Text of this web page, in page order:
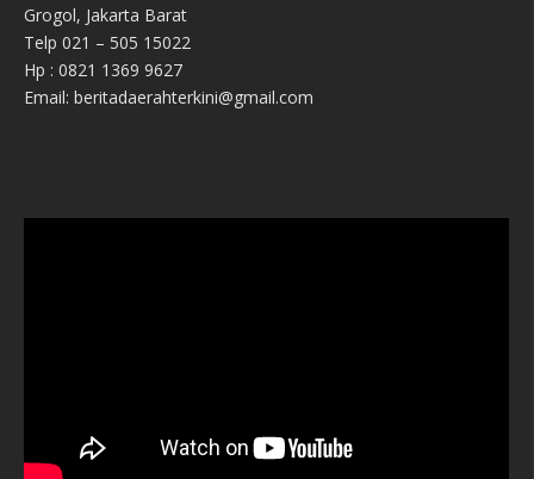
Grogol, Jakarta Barat
Telp 021 – 505 15022
Hp : 0821 1369 9627
Email: beritadaerahterkini@gmail.com